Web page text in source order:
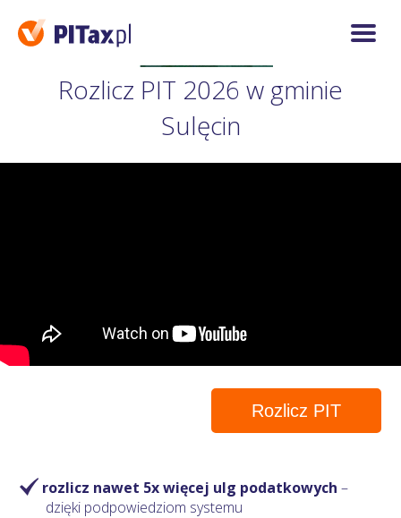
Rozlicz PIT 2026 w gminie
Sulęcin
Rozlicz PIT
rozlicz nawet 5x więcej ulg podatkowych–
dzięki podpowiedziom systemu